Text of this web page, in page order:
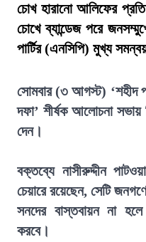
চোখ হারানো আলিফের
চোখে ব্যান্ডেজ পরে
পার্টির (এনসিপি) মুখ্য
সোমবার (৩ আগস্ট) ‘শহীদ
দফা’ শীর্ষক আলোচনা
দেন।
বক্তব্যে নাসীরুদ্দীন
চেয়ারে রয়েছেন, সেটি
সনদের বাস্তবায়ন না
করবে।